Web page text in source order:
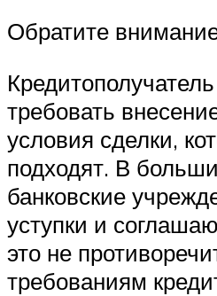
Обратите
требовать
условия сделки,
подходят. В
банковские
уступки и
это не
требованиям